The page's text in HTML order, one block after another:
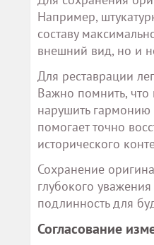
Например,
составу
внешний вид, но и
Для реставрации
Важно помнить, что
нарушить гармонию
помогает точно
исторического
Сохранение
глубокого
подлинность для
Согласование